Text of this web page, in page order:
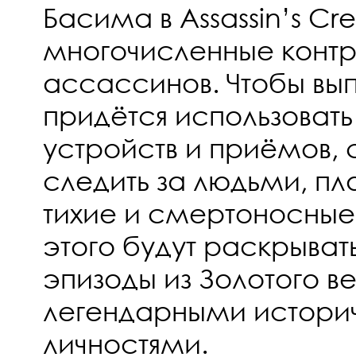
Басима в Assassin’s
многочисленные
ассассинов. Чтобы
придётся
устройств и приёмов,
следить за людьми,
тихие и
этого будут
эпизоды из Золотого
легендарными
личностями.